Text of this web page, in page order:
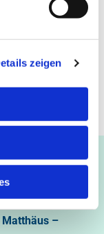
zeigen
Matthäus –